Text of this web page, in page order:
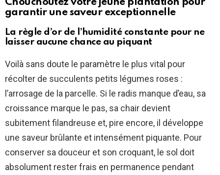
Chouchoutez votre jeune plantation pour
garantir une saveur exceptionnelle
La règle d’or de l’humidité constante pour ne
laisser aucune chance au piquant
Voilà sans doute le paramètre le plus vital pour
récolter de succulents petits légumes roses :
l’arrosage de la parcelle. Si le radis manque d’eau, sa
croissance marque le pas, sa chair devient
subitement filandreuse et, pire encore, il développe
une saveur brûlante et intensément piquante. Pour
conserver sa douceur et son croquant, le sol doit
absolument rester frais en permanence pendant